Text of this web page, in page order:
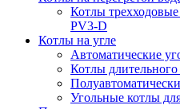
Котлы
PV3-D
Котлы на угле
Автоматические
Котлы длительного
Угольные котлы